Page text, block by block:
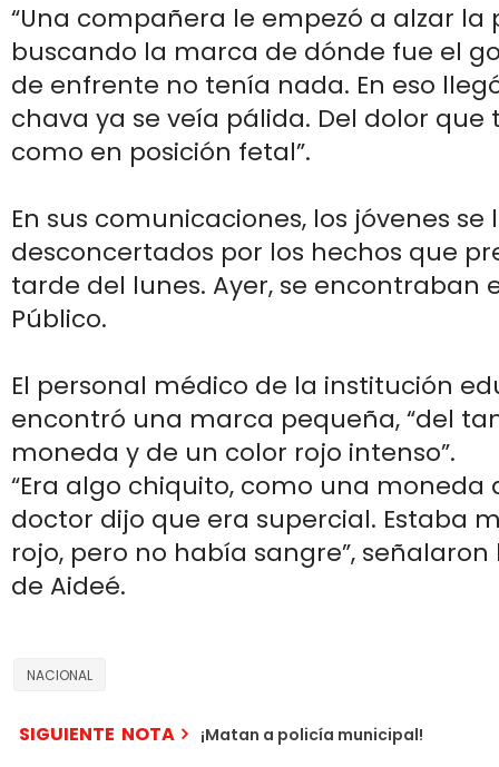
“Una compañera le empezó a alzar la
buscando la marca de dónde fue el
de enfrente no tenía nada. En eso
chava ya se veía pálida. Del dolor
como en posición fetal”.
En sus comunicaciones, los jóvenes se
desconcertados por los hechos que
tarde del lunes. Ayer, se encontraban
Público.
El personal médico de la institución
encontró una marca pequeña, “del
moneda y de un color rojo intenso”.
“Era algo chiquito, como una moneda
doctor dijo que era supercial. Estaba
rojo, pero no había sangre”,
de Aideé.
NACIONAL
SIGUIENTE NOTA ¡Matan a policía municipal!